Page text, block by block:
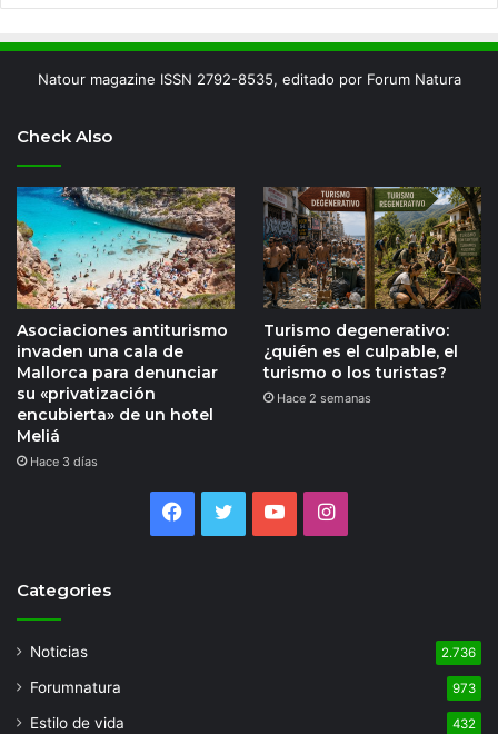
Natour magazine ISSN 2792-8535, editado por Forum Natura
Check Also
Asociaciones antiturismo
invaden una cala de
Mallorca para denunciar
su «privatización
encubierta» de un hotel
Meliá
Hace 3 días
Turismo degenerativo:
¿quién es el culpable, el
turismo o los turistas?
Hace 2 semanas
Facebook
TwitterYouTubeInstagram
Categories
Noticias 2.736
Forumnatura 973
Estilo de vida 432